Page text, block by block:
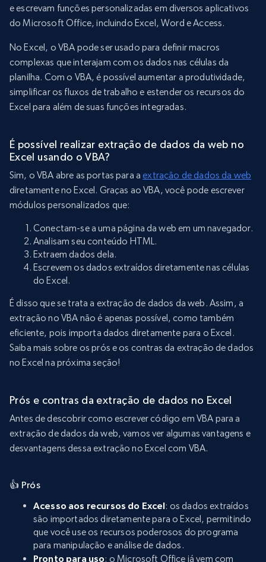
e escrevam funções personalizadas em diversos aplicativos
do Microsoft Office, incluindo Excel, Word e Access.
No Excel, o VBA pode ser usado para definir macros
complexas que interajam com os dados nas células da
planilha. Com o VBA, é possível aumentar a produtividade,
simplificar os fluxos de trabalho e estender os recursos do
Excel para além de suas funções integradas.
É possível realizar extração de dados da web no
Excel usando o VBA?
Sim, o VBA abre as portas para aextração de dados da web
diretamente no Excel. Graças ao VBA, você pode escrever
módulos personalizados que:
Conectam-se a uma página da web em um navegador.
Analisam seu conteúdo HTML.
Extraem dados dela.
Escrevem os dados extraídos diretamente nas células
do Excel.
É disso que se trata a extração de dados da web. Assim, a
extração no VBA não é apenas possível, como também
eficiente, pois importa dados diretamente para o Excel.
Saiba mais sobre os prós e os contras da extração de dados
no Excel na próxima seção!
Prós e contras da extração de dados no Excel
Antes de descobrir como escrever código em VBA para a
extração de dados da web, vamos ver algumas vantagens e
desvantagens dessa extração no Excel com VBA.
👍 Prós
Acesso aos recursos do Excel: os dados extraídos
são importados diretamente para o Excel, permitindo
que você use os recursos poderosos do programa
para manipulação e análise de dados.
Pronto para uso: o Microsoft Office já vem com